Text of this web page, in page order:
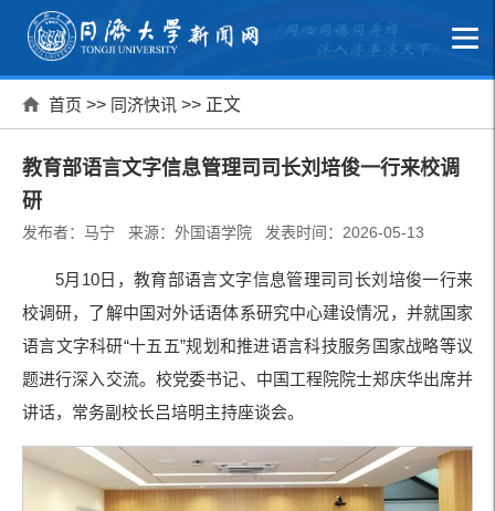
首页 >> 同济快讯 >> 正文
教育部语言文字信息管理司司长刘培俊一行来校调
研
发布者：马宁 来源：外国语学院 发表时间：2026-05-13
5月10日，教育部语言文字信息管理司司长刘培俊一行来
校调研，了解中国对外话语体系研究中心建设情况，并就国家
语言文字科研“十五五”规划和推进语言科技服务国家战略等议
题进行深入交流。校党委书记、中国工程院院士郑庆华出席并
讲话，常务副校长吕培明主持座谈会。